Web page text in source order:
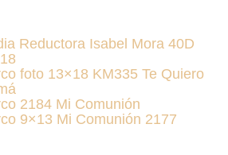
Reductora Isabel Mora 40D
foto 13×18 KM335 Te Quiero
2184 Mi Comunión
9×13 Mi Comunión 2177